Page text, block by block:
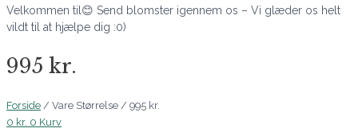
Velkommen til😊 Send blomster igennem os – Vi glæder os helt
vildt til at hjælpe dig :0)
995 kr.
Forside / Vare Størrelse / 995 kr.
0 kr. 0 Kurv